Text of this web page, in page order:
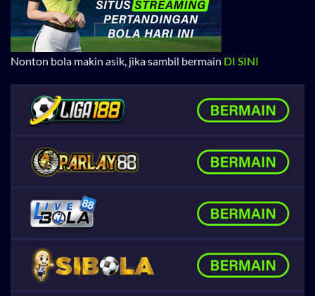
Nonton bola makin asik, jika sambil bermain DI SINI